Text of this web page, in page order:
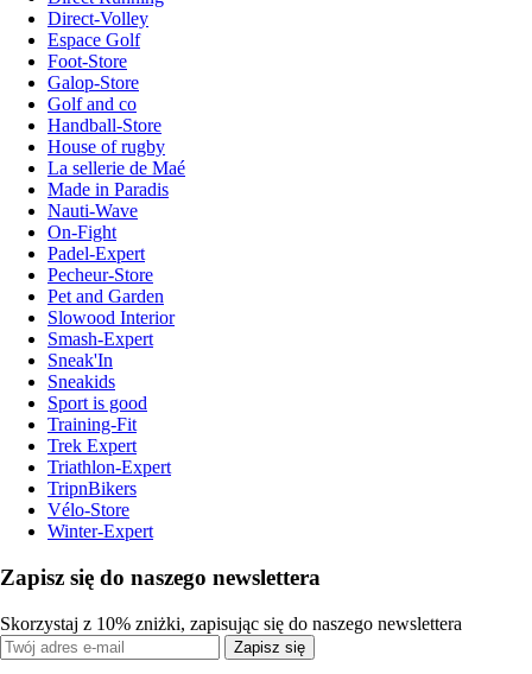
Direct-Volley
Espace Golf
Foot-Store
Galop-Store
Golf and co
Handball-Store
House of rugby
La sellerie de Maé
Made in Paradis
Nauti-Wave
On-Fight
Padel-Expert
Pecheur-Store
Pet and Garden
Slowood Interior
Smash-Expert
Sneak'In
Sneakids
Sport is good
Training-Fit
Trek Expert
Triathlon-Expert
TripnBikers
Vélo-Store
Winter-Expert
Zapisz się do naszego newslettera
Skorzystaj z 10% zniżki, zapisując się do naszego newslettera
Zapisz się